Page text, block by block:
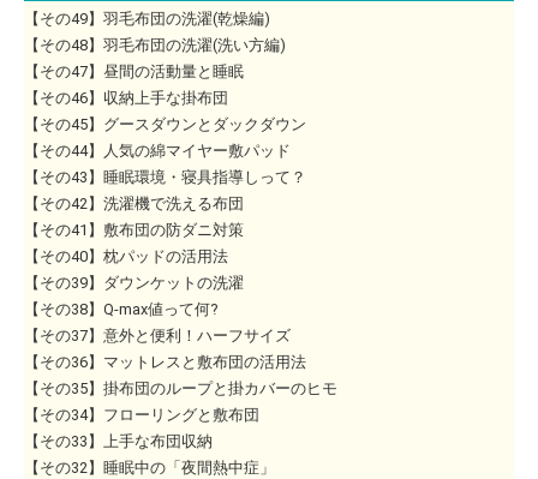
【その49】羽毛布団の洗濯(乾燥編)
【その48】羽毛布団の洗濯(洗い方編)
【その47】昼間の活動量と睡眠
【その46】収納上手な掛布団
【その45】グースダウンとダックダウン
【その44】人気の綿マイヤー敷パッド
【その43】睡眠環境・寝具指導しって？
【その42】洗濯機で洗える布団
【その41】敷布団の防ダニ対策
【その40】枕パッドの活用法
【その39】ダウンケットの洗濯
【その38】Q-max値って何?
【その37】意外と便利！ハーフサイズ
【その36】マットレスと敷布団の活用法
【その35】掛布団のループと掛カバーのヒモ
【その34】フローリングと敷布団
【その33】上手な布団収納
【その32】睡眠中の「夜間熱中症」